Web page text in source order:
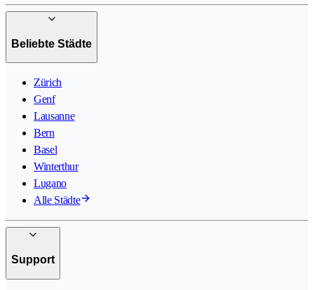
Beliebte Städte
Zürich
Genf
Lausanne
Bern
Basel
Winterthur
Lugano
Alle Städte
Support